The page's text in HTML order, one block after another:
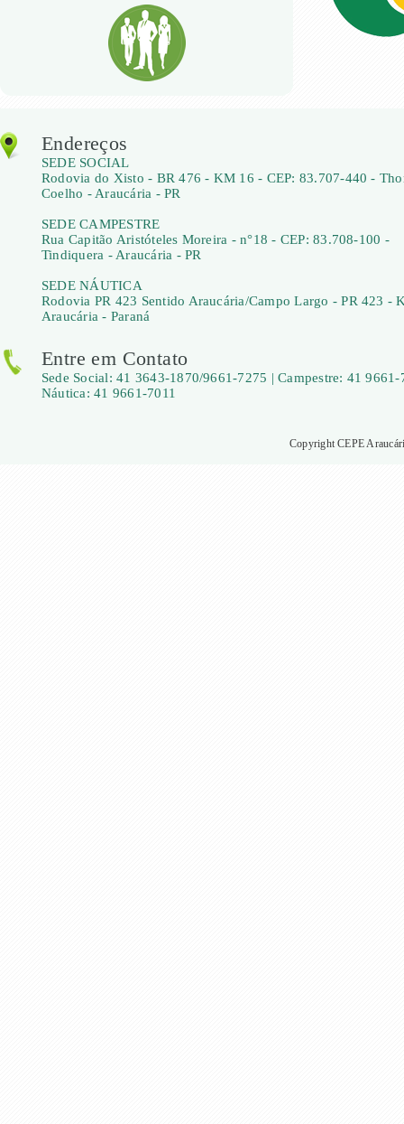
Endereços
SEDE SOCIAL
Rodovia do Xisto - BR 476 - KM 16 - CEP: 83.707-440 -
Coelho - Araucária - PR
SEDE CAMPESTRE
Rua Capitão Aristóteles Moreira - n°18 - CEP: 83.708-100 -
Tindiquera - Araucária - PR
SEDE NÁUTICA
Rodovia PR 423 Sentido Araucária/Campo Largo - PR 423 -
Araucária - Paraná
Entre em Contato
Sede Social: 41 3643-1870/9661-7275 | Campestre: 41 9661-
Náutica: 41 9661-7011
Copyright CEPE